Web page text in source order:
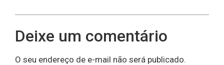
Deixe um comentário
O seu endereço de e-mail não será publicado.